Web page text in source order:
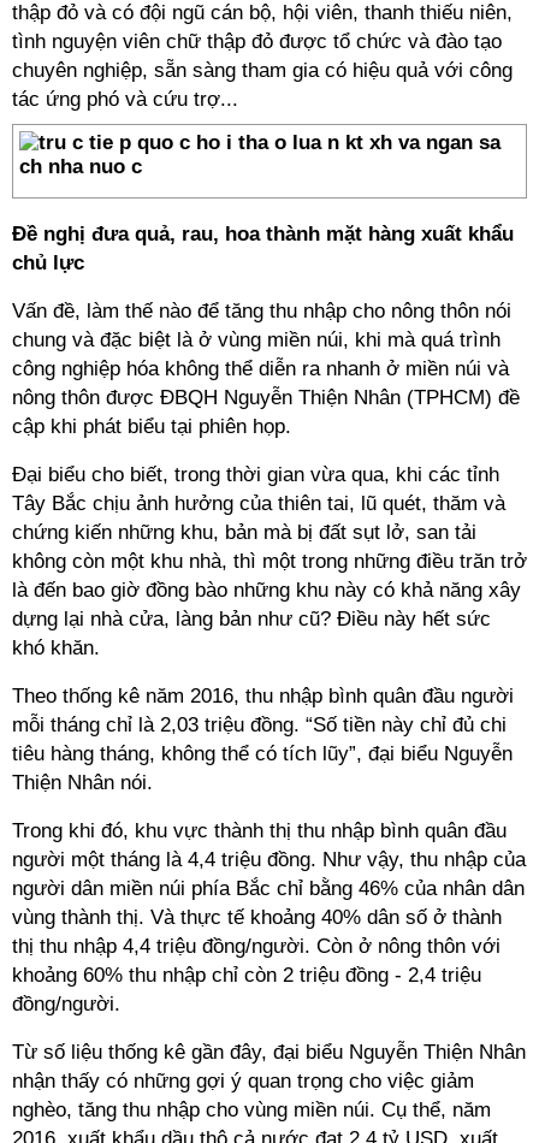
thập đỏ và có đội ngũ cán bộ, hội viên, thanh thiếu niên,
tình nguyện viên chữ thập đỏ được tổ chức và đào tạo
chuyên nghiệp, sẵn sàng tham gia có hiệu quả với công
tác ứng phó và cứu trợ...
Đề nghị đưa quả, rau, hoa thành mặt hàng xuất khẩu
chủ lực
Vấn đề, làm thế nào để tăng thu nhập cho nông thôn nói
chung và đặc biệt là ở vùng miền núi, khi mà quá trình
công nghiệp hóa không thể diễn ra nhanh ở miền núi và
nông thôn được ĐBQH Nguyễn Thiện Nhân (TPHCM) đề
cập khi phát biểu tại phiên họp.
Đại biểu cho biết, trong thời gian vừa qua, khi các tỉnh
Tây Bắc chịu ảnh hưởng của thiên tai, lũ quét, thăm và
chứng kiến những khu, bản mà bị đất sụt lở, san tải
không còn một khu nhà, thì một trong những điều trăn trở
là đến bao giờ đồng bào những khu này có khả năng xây
dựng lại nhà cửa, làng bản như cũ? Điều này hết sức
khó khăn.
Theo thống kê năm 2016, thu nhập bình quân đầu người
mỗi tháng chỉ là 2,03 triệu đồng. “Số tiền này chỉ đủ chi
tiêu hàng tháng, không thể có tích lũy”, đại biểu Nguyễn
Thiện Nhân nói.
Trong khi đó, khu vực thành thị thu nhập bình quân đầu
người một tháng là 4,4 triệu đồng. Như vậy, thu nhập của
người dân miền núi phía Bắc chỉ bằng 46% của nhân dân
vùng thành thị. Và thực tế khoảng 40% dân số ở thành
thị thu nhập 4,4 triệu đồng/người. Còn ở nông thôn với
khoảng 60% thu nhập chỉ còn 2 triệu đồng - 2,4 triệu
đồng/người.
Từ số liệu thống kê gần đây, đại biểu Nguyễn Thiện Nhân
nhận thấy có những gợi ý quan trọng cho việc giảm
nghèo, tăng thu nhập cho vùng miền núi. Cụ thể, năm